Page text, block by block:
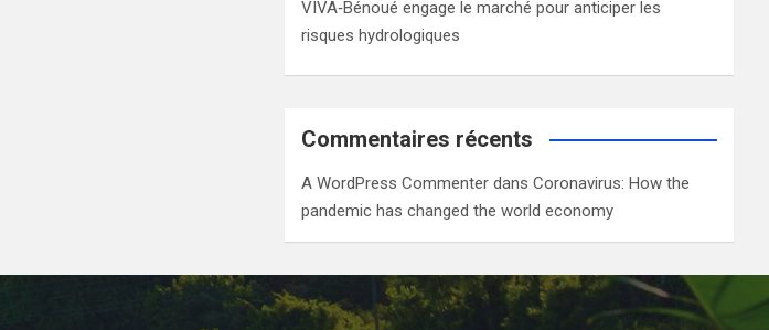
VIVA‑Bénoué engage le marché pour anticiper les
risques hydrologiques
Commentaires récents
A WordPress Commenter dansCoronavirus: How the
pandemic has changed the world economy